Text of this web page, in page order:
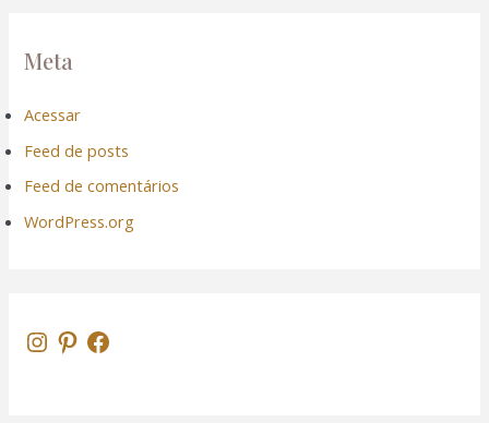
Meta
Acessar
Feed de posts
Feed de comentários
WordPress.org